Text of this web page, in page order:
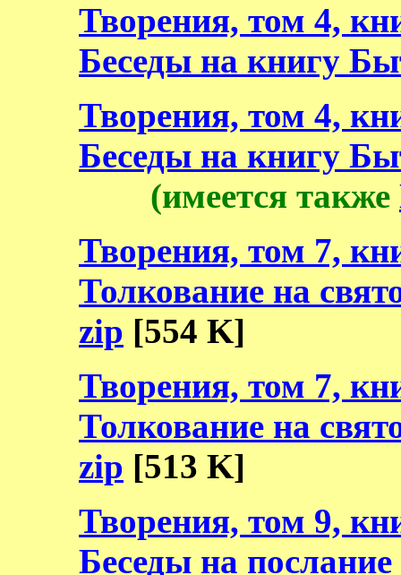
Творения, том 4,
Беседы на книгу
Творения, том 4,
Беседы на книгу
(имеется также
Творения, том 7,
Толкование на
zip [554 K]
Творения, том 7,
Толкование на
zip [513 K]
Творения, том 9,
Беседы на